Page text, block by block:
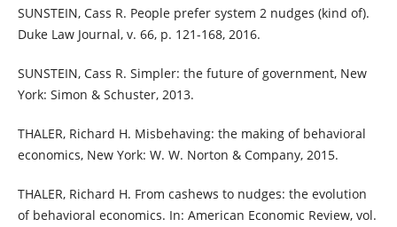
SUNSTEIN, Cass R. People prefer system 2 nudges (kind of).
Duke Law Journal, v. 66, p. 121-168, 2016.
SUNSTEIN, Cass R. Simpler: the future of government, New
York: Simon & Schuster, 2013.
THALER, Richard H. Misbehaving: the making of behavioral
economics, New York: W. W. Norton & Company, 2015.
THALER, Richard H. From cashews to nudges: the evolution
of behavioral economics. In: American Economic Review, vol.